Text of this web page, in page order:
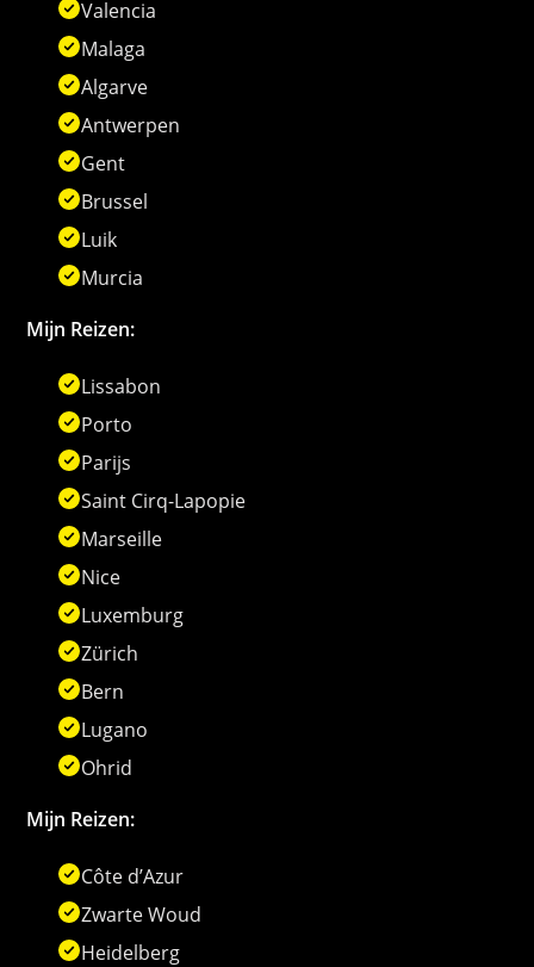
Valencia
Malaga
Algarve
Antwerpen
Gent
Brussel
Luik
Murcia
Mijn Reizen:
Lissabon
Porto
Parijs
Saint Cirq-Lapopie
Marseille
Nice
Luxemburg
Zürich
Bern
Lugano
Ohrid
Mijn Reizen:
Côte d’Azur
Zwarte Woud
Heidelberg